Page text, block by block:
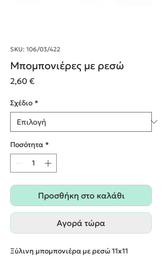
SKU: 106/03/422
Μπομπονιέρες με ρεσώ
2,60 €Τιμή
Σχέδιο *
Ποσότητα *
Προσθήκη στο καλάθι
Αγορά τώρα
Ξύλινη μπομπονιέρα με ρεσώ 11x11